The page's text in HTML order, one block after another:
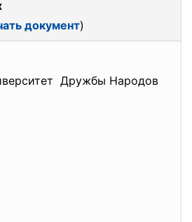
документ)
Дружбы Народов